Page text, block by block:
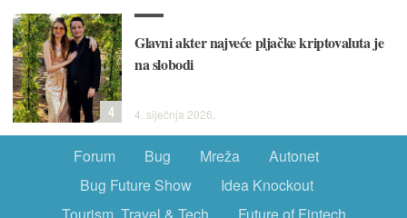
Glavni akter najveće pljačke kriptovaluta je
na slobodi
4. siječnja 2026.
4
Forum Bug Mreža
Autonet
Bug Future Show
Idea Knockout